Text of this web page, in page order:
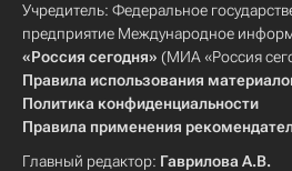
Учредитель: Федеральное
предприятие Международное
«Россия сегодня» (МИА «Россия
Правила использования
Политика конфиденциальности
Правила применения
Главный редактор: Гаврилова А.В.